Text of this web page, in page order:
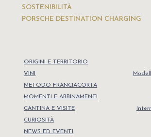
SOSTENIBILITÀ
PORSCHE DESTINATION CHARGING
ORIGINI E TERRITORIO
VINI
METODO FRANCIACORTA
MOMENTI E ABBINAMENTI
CANTINA E VISITE
CURIOSITÀ
NEWS ED EVENTI